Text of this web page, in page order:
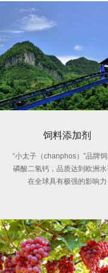
饲料添加剂
“小太子（chanphos）”品牌
磷酸二氢钙，品质达到欧洲水
在全球具有极强的影响力